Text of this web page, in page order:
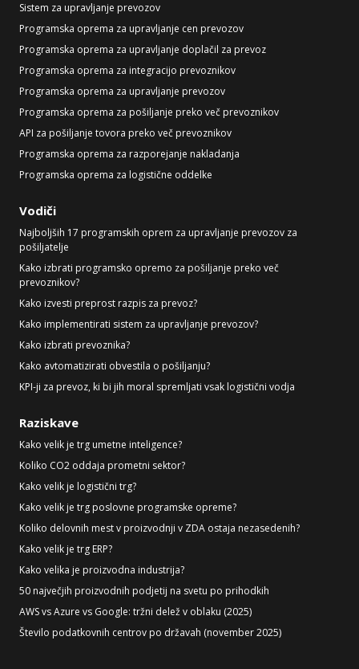
Sistem za upravljanje prevozov
Programska oprema za upravljanje cen prevozov
Programska oprema za upravljanje doplačil za prevoz
Programska oprema za integracijo prevoznikov
Programska oprema za upravljanje prevozov
Programska oprema za pošiljanje preko več prevoznikov
API za pošiljanje tovora preko več prevoznikov
Programska oprema za razporejanje nakladanja
Programska oprema za logistične oddelke
Vodiči
Najboljših 17 programskih oprem za upravljanje prevozov za
pošiljatelje
Kako izbrati programsko opremo za pošiljanje preko več
prevoznikov?
Kako izvesti preprost razpis za prevoz?
Kako implementirati sistem za upravljanje prevozov?
Kako izbrati prevoznika?
Kako avtomatizirati obvestila o pošiljanju?
KPI-ji za prevoz, ki bi jih moral spremljati vsak logistični vodja
Raziskave
Kako velik je trg umetne inteligence?
Koliko CO2 oddaja prometni sektor?
Kako velik je logistični trg?
Kako velik je trg poslovne programske opreme?
Koliko delovnih mest v proizvodnji v ZDA ostaja nezasedenih?
Kako velik je trg ERP?
Kako velika je proizvodna industrija?
50 največjih proizvodnih podjetij na svetu po prihodkih
AWS vs Azure vs Google: tržni delež v oblaku (2025)
Število podatkovnih centrov po državah (november 2025)